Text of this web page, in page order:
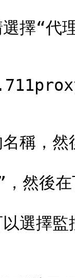
擇“代
稱，然
然後在
選擇監